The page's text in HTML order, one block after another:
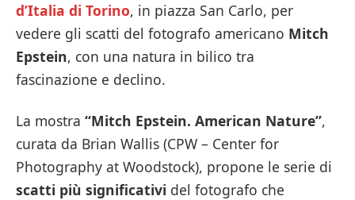
d’Italia di Torino, in piazza San Carlo, per
vedere gli scatti del fotografo americano Mitch
Epstein, con una natura in bilico tra
fascinazione e declino.
La mostra “Mitch Epstein. American Nature”,
curata da Brian Wallis (CPW – Center for
Photography at Woodstock), propone le serie di
scatti più significativi del fotografo che